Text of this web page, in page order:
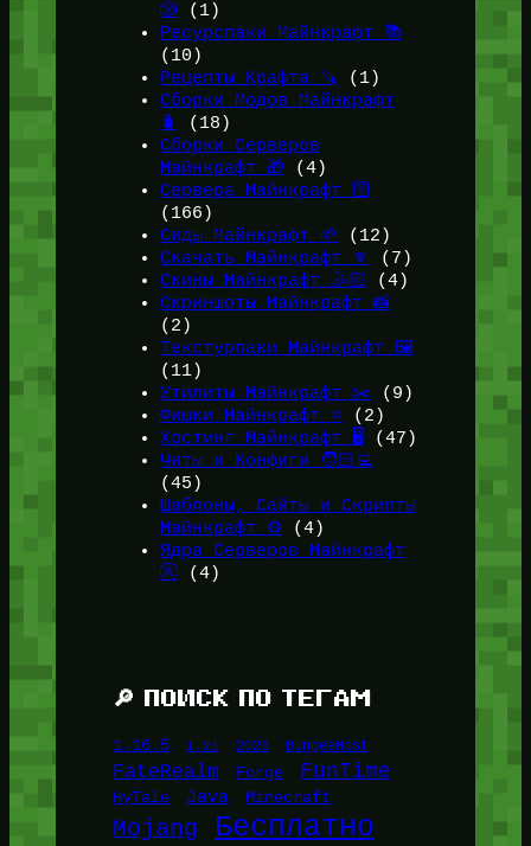
🎲 (1)
Ресурспаки Майнкрафт 📚
(10)
Рецепты Крафта 🪚 (1)
Сборки Модов Майнкрафт
🧳
(18)
Сборки Серверов
Майнкрафт 🎁 (4)
Сервера Майнкрафт 🛜
(166)
Сиды Майнкрафт 🌱
(12)
Скачать Майнкрафт 🔽
(7)
Скины Майнкрафт 🤹🏻
(4)
Скриншоты Майнкрафт 📸
(2)
Текстурпаки Майнкрафт 🖼️
(11)
Утилиты Майнкрафт ✂️ (9)
Фишки Майнкрафт ⭐(2)
Хостинг Майнкрафт 🖥️ (47)
Читы и Конфиги 🧑🏻‍💻
(45)
Шаблоны, Сайты и Скрипты
Майнкрафт ⚙️ (4)
Ядра Серверов Майнкрафт
🚰(4)
🔎 ПОИСК ПО ТЕГАМ
1.16.5 1.21 2026 BungeeHost
FateRealm Forge FunTime
HyTale Java Minecraft
Mojang Бесплатно